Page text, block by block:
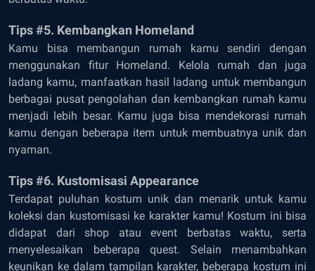
Tips #5. Kembangkan Homeland
Kamu bisa membangun rumah kamu sendiri dengan
menggunakan fitur Homeland. Kelola rumah dan juga
ladang kamu, manfaatkan hasil ladang untuk membangun
berbagai pusat pengolahan dan kembangkan rumah kamu
menjadi lebih besar. Kamu juga bisa mendekorasi rumah
kamu dengan beberapa item untuk membuatnya unik dan
nyaman.
Tips #6. Kustomisasi Appearance
Terdapat puluhan kostum unik dan menarik untuk kamu
koleksi dan kustomisasi ke karakter kamu! Kostum ini bisa
didapat dari shop atau event berbatas waktu, serta
menyelesaikan beberapa quest. Selain menambahkan
keunikan ke dalam tampilan karakter, beberapa kostum ini